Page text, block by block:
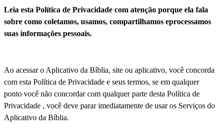
Leia esta Política de Privacidade com atenção porque ela fala
sobre como coletamos, usamos, compartilhamos eprocessamos
suas informações pessoais.
Ao acessar o Aplicativo da Bíblia, site ou aplicativo, você concorda
com esta Política de Privacidade e seus termos, se em qualquer
ponto você não concordar com qualquer parte desta Política de
Privacidade , você deve parar imediatamente de usar os Serviços do
Aplicativo da Bíblia.